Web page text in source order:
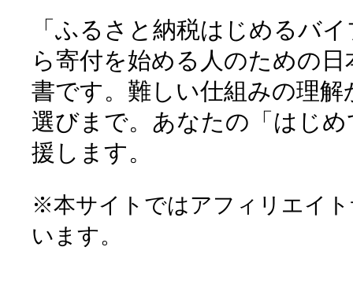
「ふるさと納税はじめるバ
ら寄付を始める人のための
書です。難しい仕組みの理
選びまで。あなたの「はじ
援します。
※本サイトではアフィリエイ
います。